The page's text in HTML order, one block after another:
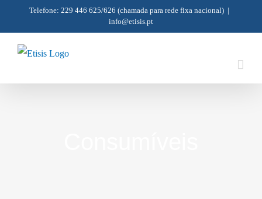
content
Telefone: 229 446 625/626 (chamada para rede fixa nacional) |
info@etisis.pt